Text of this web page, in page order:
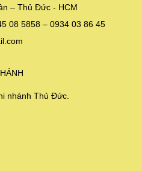
– Thủ Đức - HCM
08 5858 – 0934 03 86 45
nhánh Thủ Đức.